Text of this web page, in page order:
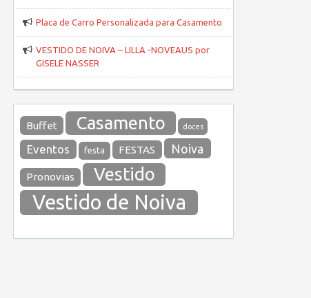
Placa de Carro Personalizada para Casamento
VESTIDO DE NOIVA – LILLA -NOVEAUS por
GISELE NASSER
Buffet Casamento doces
Eventos festa FESTAS Noiva
Pronovias Vestido
Vestido de Noiva